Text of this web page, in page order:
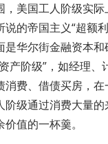
，美国工人阶级实
说的帝国主义“超额
是华尔街金融资本
产阶级”，如经理
消费、借债买房，
阶级通过消费大量
值的一杯羹。